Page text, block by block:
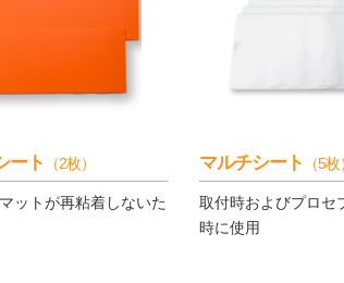
ート （2枚）
ットが再粘着しないた
マルチシート （5枚）
取付時およびプロセ
時に使用